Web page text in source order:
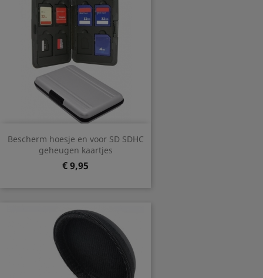
Bescherm hoesje en voor SD SDHC
geheugen kaartjes
Prijs
€ 9,95